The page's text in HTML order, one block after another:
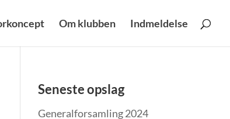
Om klubben Indmeldelse
Seneste opslag
Generalforsamling 2024